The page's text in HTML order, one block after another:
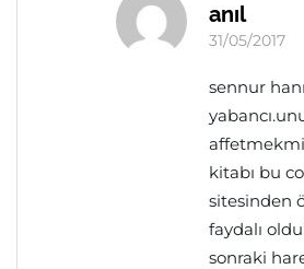
anıl
31/05/2017
sennur
affetmekmi
kitabı bu
sitesinden
faydalı
sonraki